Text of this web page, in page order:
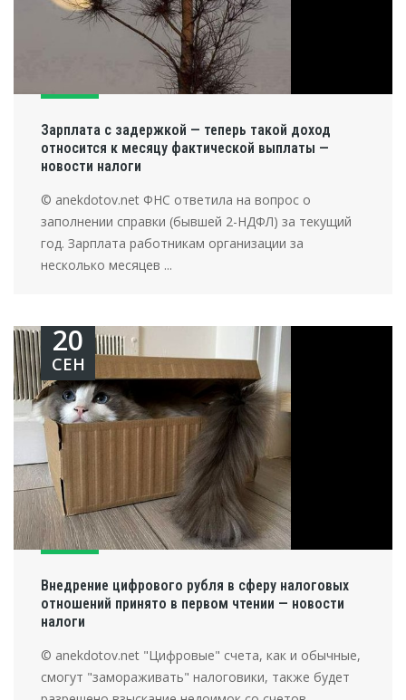
Зарплата с задержкой — теперь такой доход
относится к месяцу фактической выплаты —
новости налоги
© anekdotov.net ФНС ответила на вопрос о
заполнении справки (бывшей 2-НДФЛ) за текущий
год. Зарплата работникам организации за
несколько месяцев ...
Внедрение цифрового рубля в сферу налоговых
отношений принято в первом чтении — новости
налоги
20
СЕН
© anekdotov.net "Цифровые" счета, как и обычные,
смогут "замораживать" налоговики, также будет